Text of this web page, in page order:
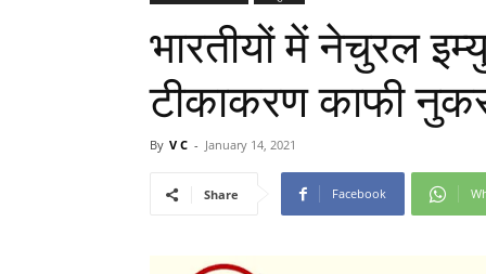
भारतीयों में नेचुरल
टीकाकरण काफी
By V C - January 14, 2021
Share Facebook